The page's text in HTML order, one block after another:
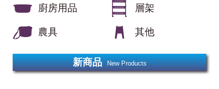
廚房用品 層架
農具 其他
新商品 New Products